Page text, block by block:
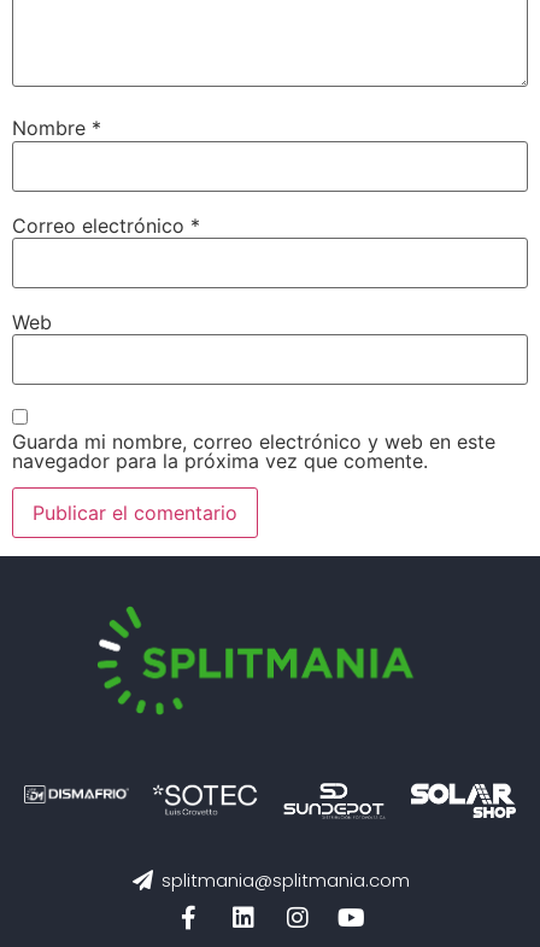
Nombre *
Correo electrónico *
Web
Guarda mi nombre, correo electrónico y web en este
navegador para la próxima vez que comente.
splitmania@splitmania.com